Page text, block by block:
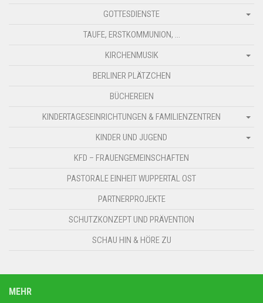
GOTTESDIENSTE
TAUFE, ERSTKOMMUNION, …
KIRCHENMUSIK
BERLINER PLÄTZCHEN
BÜCHEREIEN
KINDERTAGESEINRICHTUNGEN & FAMILIENZENTREN
KINDER UND JUGEND
KFD – FRAUENGEMEINSCHAFTEN
PASTORALE EINHEIT WUPPERTAL OST
PARTNERPROJEKTE
SCHUTZKONZEPT UND PRÄVENTION
SCHAU HIN & HÖRE ZU
MEHR